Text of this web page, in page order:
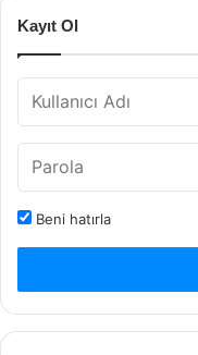
Kayıt Ol
Beni hatırla